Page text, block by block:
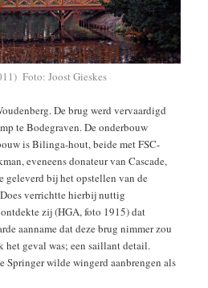
Foto: Joost Gieskes
De brug werd vervaardigd
te Bodegraven. De onderbouw
is Bilinga-hout, beide met FSC-
eveneens donateur van Cascade,
geleverd bij het opstellen van de
verrichtte hierbij nuttig
zij (HGA, foto 1915) dat
aanname dat deze brug nimmer zou
geval was; een saillant detail.
Springer wilde wingerd aanbrengen als